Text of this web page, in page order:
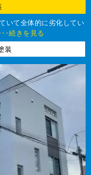
いて全体的に劣化してい
･･続きを見る
装